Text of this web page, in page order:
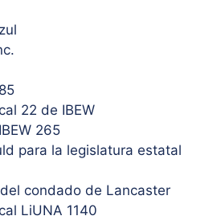
22 de IBEW
265
para la legislatura estatal
condado de Lancaster
LiUNA 1140